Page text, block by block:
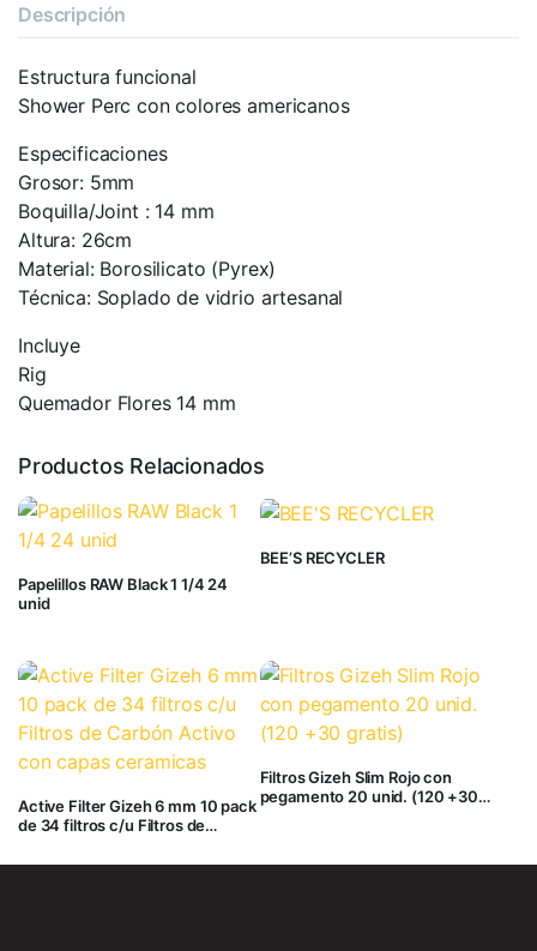
Descripción
Estructura funcional
Shower Perc con colores americanos
Especificaciones
Grosor: 5mm
Boquilla/Joint : 14 mm
Altura: 26cm
Material: Borosilicato (Pyrex)
Técnica: Soplado de vidrio artesanal
Incluye
Rig
Quemador Flores 14 mm
Productos Relacionados
Papelillos RAW Black 1 1/4 24
unid
BEE’S RECYCLER
Active Filter Gizeh 6 mm 10 pack
de 34 filtros c/u Filtros de
ceramicas
Filtros Gizeh Slim Rojo con
pegamento 20 unid. (120 +30